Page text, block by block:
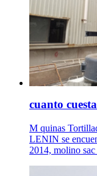
cuanto
M quinas
LENIN se
2014, molino